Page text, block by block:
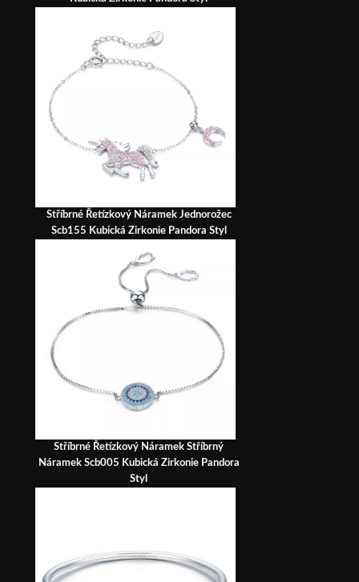
Stříbrné Řetízkový Náramek Jednorožec
Scb155 Kubická Zirkonie Pandora Styl
Stříbrné Řetízkový Náramek Stříbrný
Náramek Scb005 Kubická Zirkonie Pandora
Styl